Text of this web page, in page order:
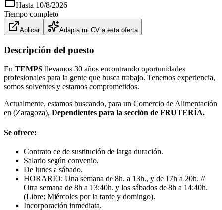
Hasta 10/8/2026
Tiempo completo
Aplicar Adapta mi CV a esta oferta
Descripción del puesto
En TEMPS llevamos 30 años encontrando oportunidades
profesionales para la gente que busca trabajo. Tenemos experiencia,
somos solventes y estamos comprometidos.
Actualmente, estamos buscando, para un Comercio de Alimentación
en (Zaragoza), Dependientes para la sección de FRUTERÍA.
Se ofrece:
Contrato de de sustitución de larga duración.
Salario según convenio.
De lunes a sábado.
HORARIO: Una semana de 8h. a 13h., y de 17h a 20h. //
Otra semana de 8h a 13:40h. y los sábados de 8h a 14:40h.
(Libre: Miércoles por la tarde y domingo).
Incorporación inmediata.